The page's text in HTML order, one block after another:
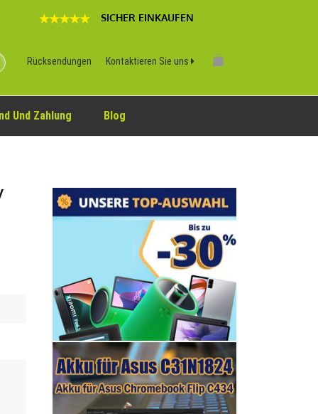
SICHER EINKAUFEN
Rücksendungen Kontaktieren Sie uns
Und Zahlung Blog